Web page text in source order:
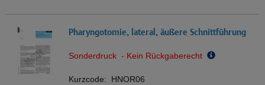
Pharyngotomie, lateral, äußere Schnittführung
Sonderdruck - Kein Rückgaberecht
Kurzcode: HNOR06